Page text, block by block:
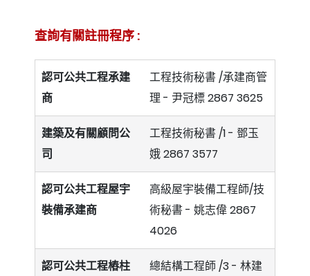
查詢有關註冊程序 :
認可公共工程承建
商
工程技術秘書 /承建商管
理 - 尹冠標 2867 3625
建築及有關顧問公
司
工程技術秘書 /1 - 鄧玉
娥 2867 3577
認可公共工程屋宇
裝備承建商
高級屋宇裝備工程師/技
術秘書- 姚志偉 2867
4026
認可公共工程樁柱
總結構工程師 /3 - 林建